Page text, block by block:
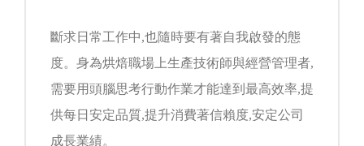
斷求日常工作中,也隨時要有著自我啟發的態
度。身為烘焙職場上生產技術師與經營管理者,
需要用頭腦思考行動作業才能達到最高效率,提
供每日安定品質,提升消費著信賴度,安定公司
成長業績。